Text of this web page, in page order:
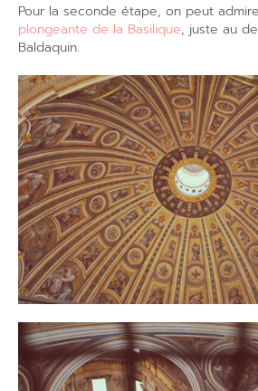
Pour la seconde étape, on peut
plongeante de la Basilique, juste au
Baldaquin.